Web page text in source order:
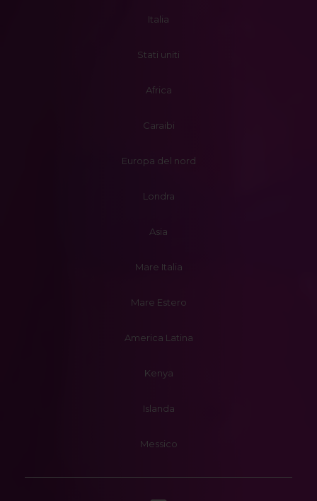
Italia
Stati uniti
Africa
Caraibi
Europa del nord
Londra
Asia
Mare Italia
Mare Estero
America Latina
Kenya
Islanda
Messico